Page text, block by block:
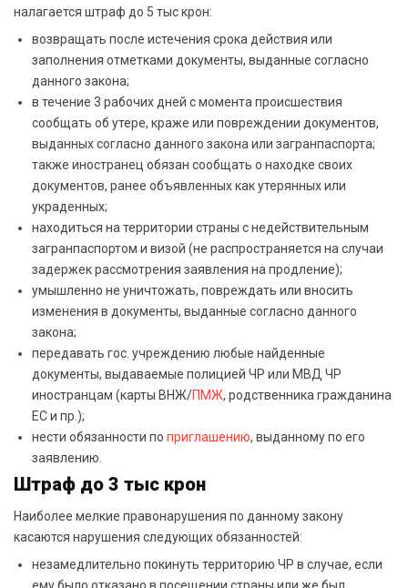
налагается штраф до 5 тыс крон:
возвращать после истечения срока действия или
заполнения отметками документы, выданные согласно
данного закона;
в течение 3 рабочих дней с момента происшествия
сообщать об утере, краже или повреждении документов,
выданных согласно данного закона или загранпаспорта;
также иностранец обязан сообщать о находке своих
документов, ранее объявленных как утерянных или
украденных;
находиться на территории страны с недействительным
загранпаспортом и визой (не распространяется на случаи
задержек рассмотрения заявления на продление);
умышленно не уничтожать, повреждать или вносить
изменения в документы, выданные согласно данного
закона;
передавать гос. учреждению любые найденные
документы, выдаваемые полицией ЧР или МВД ЧР
иностранцам (карты ВНЖ/ПМЖ, родственника гражданина
ЕС и пр.);
нести обязанности по приглашению, выданному по его
заявлению.
Штраф до 3 тыс крон
Наиболее мелкие правонарушения по данному закону
касаются нарушения следующих обязанностей:
незамедлительно покинуть территорию ЧР в случае, если
ему было отказано в посещении страны или же был